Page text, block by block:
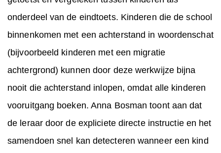
onderdeel van de eindtoets. Kinderen die de school
binnenkomen met een achterstand in woordenschat
(bijvoorbeeld kinderen met een migratie
achtergrond) kunnen door deze werkwijze bijna
nooit die achterstand inlopen, omdat alle kinderen
vooruitgang boeken. Anna Bosman toont aan dat
de leraar door de expliciete directe instructie en het
samendoen snel kan detecteren wanneer een kind